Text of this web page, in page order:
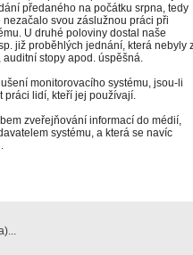
předaného na počátku srpna, tedy
svou záslužnou práci při
U druhé poloviny dostal naše
již proběhlých jednání, která nebyly
stopy apod. úspěšná.
monitorovacího systému, jsou-li
práci lidí, kteří jej používají.
zveřejňování informací do médií,
systému, a která se navíc